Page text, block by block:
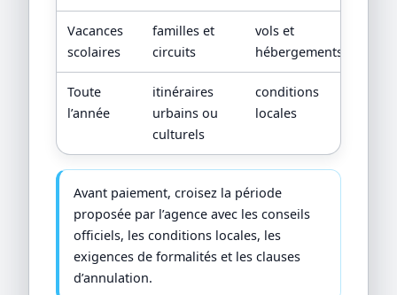
Vacances
scolaires
familles et
circuits
vols et
hébergements
Toute
l’année
itinéraires
urbains ou
culturels
conditions
locales
Avant paiement, croisez la période
proposée par l’agence avec les conseils
officiels, les conditions locales, les
exigences de formalités et les clauses
d’annulation.